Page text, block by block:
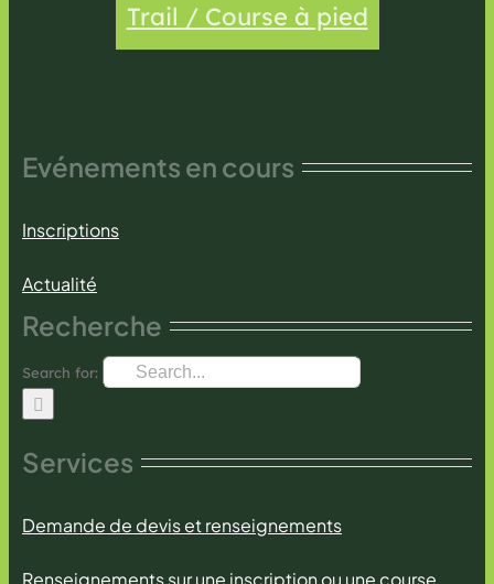
Trail / Course à pied
Evénements en cours
Inscriptions
Actualité
Recherche
Search for:
Services
Demande de devis et renseignements
Renseignements sur une inscription ou une course